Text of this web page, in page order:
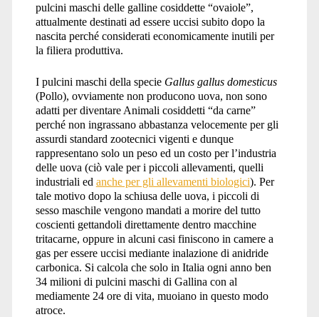
pulcini maschi delle galline cosiddette “ovaiole”,
attualmente destinati ad essere uccisi subito dopo la
nascita perché considerati economicamente inutili per
la filiera produttiva.
I pulcini maschi della specie Gallus gallus domesticus
(Pollo), ovviamente non producono uova, non sono
adatti per diventare Animali cosiddetti “da carne”
perché non ingrassano abbastanza velocemente per gli
assurdi standard zootecnici vigenti e dunque
rappresentano solo un peso ed un costo per l’industria
delle uova (ciò vale per i piccoli allevamenti, quelli
industriali ed anche per gli allevamenti biologici). Per
tale motivo dopo la schiusa delle uova, i piccoli di
sesso maschile vengono mandati a morire del tutto
coscienti gettandoli direttamente dentro macchine
tritacarne, oppure in alcuni casi finiscono in camere a
gas per essere uccisi mediante inalazione di anidride
carbonica. Si calcola che solo in Italia ogni anno ben
34 milioni di pulcini maschi di Gallina con al
mediamente 24 ore di vita, muoiano in questo modo
atroce.